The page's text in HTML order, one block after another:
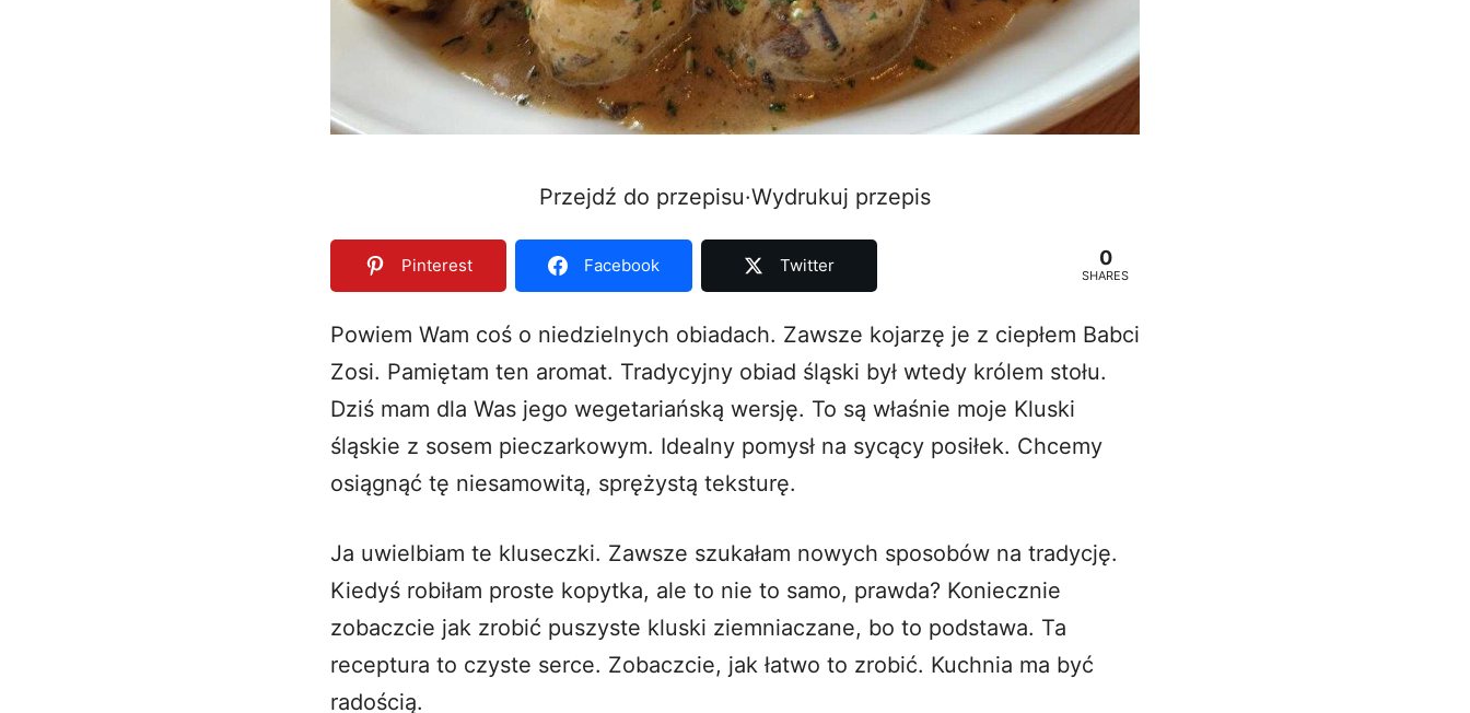
Przejdź do przepisu·Wydrukuj przepis
Pinterest Facebook Twitter 0
SHARES
Powiem Wam coś o niedzielnych obiadach. Zawsze kojarzę je z ciepłem Babci
Zosi. Pamiętam ten aromat. Tradycyjny obiad śląski był wtedy królem stołu.
Dziś mam dla Was jego wegetariańską wersję. To są właśnie moje Kluski
śląskie z sosem pieczarkowym. Idealny pomysł na sycący posiłek. Chcemy
osiągnąć tę niesamowitą, sprężystą teksturę.
Ja uwielbiam te kluseczki. Zawsze szukałam nowych sposobów na tradycję.
Kiedyś robiłam proste kopytka, ale to nie to samo, prawda? Koniecznie
zobaczcie jak zrobić puszyste kluski ziemniaczane, bo to podstawa. Ta
receptura to czyste serce. Zobaczcie, jak łatwo to zrobić. Kuchnia ma być
radością.